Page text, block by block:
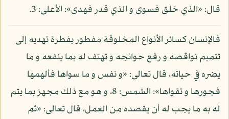
قال: «الذي خلق فسوى و الذي قدر فهدى»: الأعلى: 3.
فالإنسان كسائر الأنواع المخلوقة مفطور بفطرة تهديه إلى
تتميم نواقصه و رفع حوائجه و تهتف له بما ينفعه و ما
يضره في حياته، قال تعالى: «و نفس و ما سواها فألهمها
فجورها و تقواها»: الشمس: 8، و هو مع ذلك مجهز بما يتم
له به ما يجب له أن يقصده من العمل، قال تعالى: «ثم